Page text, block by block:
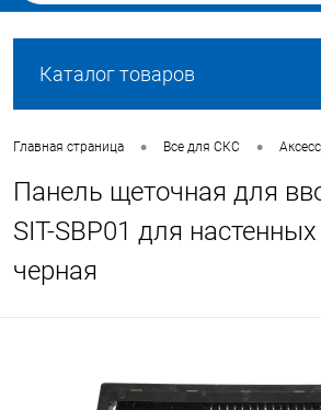
Каталог товаров
Главная страница • Все для СКС •
Панель щеточная для
SIT-SBP01 для
черная